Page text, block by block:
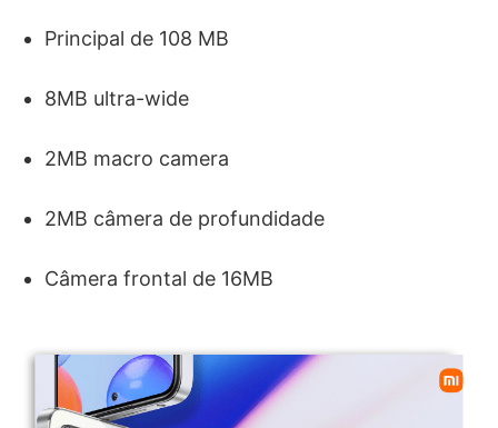
Principal de 108 MB
8MB ultra-wide
2MB macro camera
2MB câmera de profundidade
Câmera frontal de 16MB